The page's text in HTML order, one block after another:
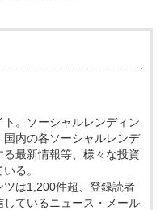
。ソーシャルレンディン
国内の各ソーシャルレンデ
る最新情報等、様々な投資
る。
ツは1,200件超、登録読者
しているニュース・メール